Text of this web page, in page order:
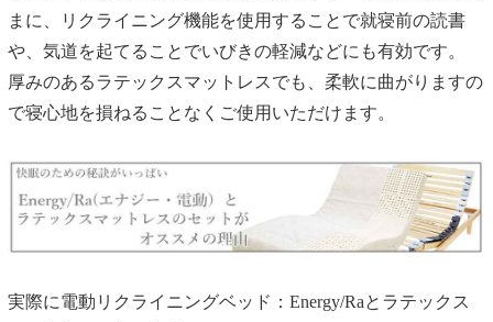
まに、リクライニング機能を使用することで就寝前の読書
や、気道を起てることでいびきの軽減などにも有効です。
厚みのあるラテックスマットレスでも、柔軟に曲がりますの
で寝心地を損ねることなくご使用いただけます。
実際に電動リクライニングベッド：Energy/Raとラテックス